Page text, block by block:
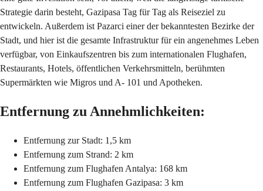
Strategie darin besteht, Gazipasa Tag für Tag als Reiseziel zu
entwickeln. Außerdem ist Pazarci einer der bekanntesten Bezirke der
Stadt, und hier ist die gesamte Infrastruktur für ein angenehmes Leben
verfügbar, von Einkaufszentren bis zum internationalen Flughafen,
Restaurants, Hotels, öffentlichen Verkehrsmitteln, berühmten
Supermärkten wie Migros und A- 101 und Apotheken.
Entfernung zu Annehmlichkeiten:
Entfernung zur Stadt: 1,5 km
Entfernung zum Strand: 2 km
Entfernung zum Flughafen Antalya: 168 km
Entfernung zum Flughafen Gazipasa: 3 km